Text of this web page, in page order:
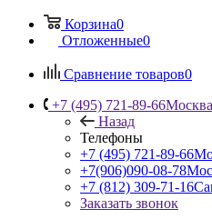
Корзина0
Отложенные0
Сравнение товаров0
+7 (495) 721-89-66
Назад
Телефоны
+7 (495) 721-89-66
+7(906)090-08-78
+7 (812) 309-71-16
Заказать звонок